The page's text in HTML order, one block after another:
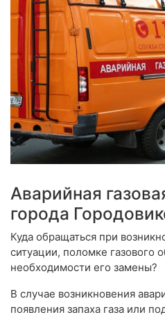
Аварийная
города
Куда обращаться при
ситуации, поломке газового
необходимости его замены?
В случае возникновения
появления запаха газа или